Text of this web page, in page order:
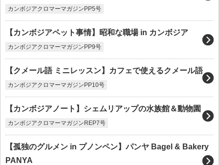
カンボジアクロマーマガジンPP5号
【カンボジアペット事情】昭和な職場 in カンボジア
カンボジアクロマーマガジンPP9号
【クメール語 ミニレッスン】カフェで使えるクメール語
カンボジアクロマーマガジンPP10号
【カンボジアノート】シェムリアップの水族館＆動物園
カンボジアクロマーマガジンREP7号
【孤独のグルメン in プノンペン】パンヤ Bagel & Bakery
PANYA